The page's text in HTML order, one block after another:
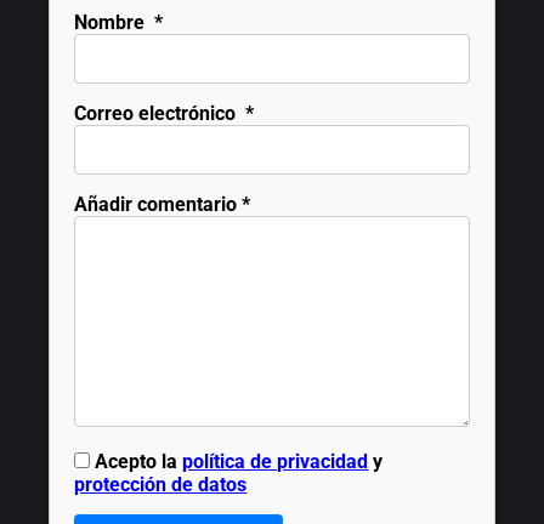
Nombre *
Correo electrónico *
Añadir comentario *
Acepto lapolítica de privacidad y
protección de datos